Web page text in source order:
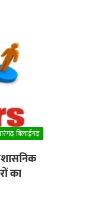
बिलाईगढ़
का